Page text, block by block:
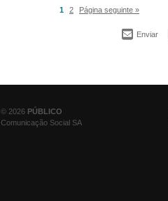
1 2 Página seguinte »
Enviar
© 2026 PÚBLICO
Comunicação Social SA